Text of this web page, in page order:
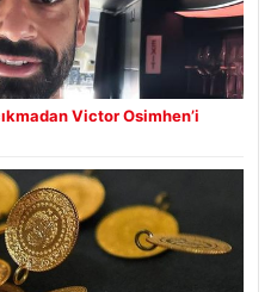
Victor Osimhen’i